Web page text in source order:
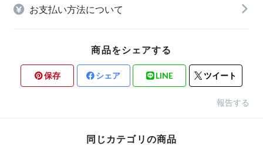
お支払い方法について
商品をシェアする
保存 シェア LINE ツイート
報告する
同じカテゴリの商品